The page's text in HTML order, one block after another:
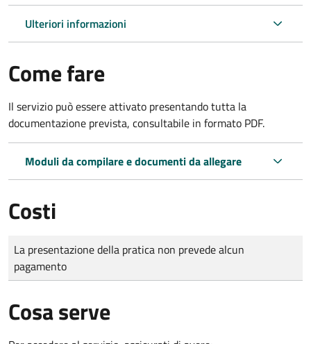
Ulteriori informazioni
Come fare
Il servizio può essere attivato presentando tutta la
documentazione prevista, consultabile in formato PDF.
Moduli da compilare e documenti da allegare
Costi
Tipo di pagamento
Importo
La presentazione della pratica non prevede alcun
pagamento
Cosa serve